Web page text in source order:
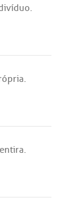
.
.
.